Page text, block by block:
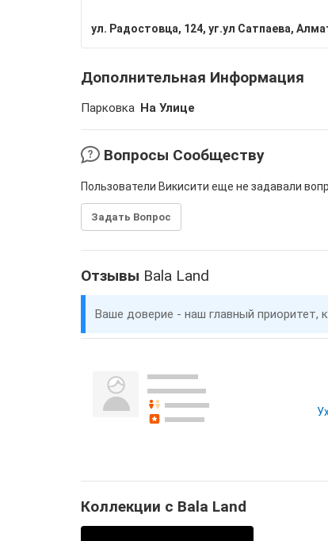
ул. Радостовца, 124, уг.ул Сатпаева,
Дополнительная Информация
Парковка На Улице
Вопросы Сообществу
Пользователи Викисити еще не задавали
Задать Вопрос
Отзывы Bala Land
Ваше доверие - наш главный приоритет,
Коллекции с Bala Land